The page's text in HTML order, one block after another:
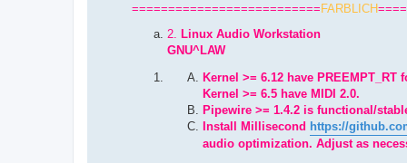
========================== FARBLICH
2. Linux Audio Workstation
GNU^LAW
Kernel >= 6.12 have
Kernel >= 6.5 have MIDI 2.0.
Pipewire >= 1.4.2 is functional/
Install Millisecond https://
audio optimization. Adjust as